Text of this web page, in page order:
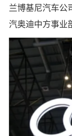
兰博基尼汽车公
汽奥迪中方事业